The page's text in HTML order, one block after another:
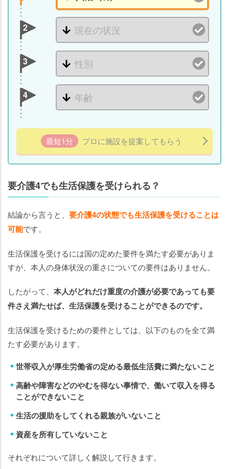
2
3
4
最短1分 プロに施設を提案してもらう
要介護4でも生活保護を受けられる？
結論から言うと、 要介護4の状態でも生活保護を受けることは
可能です。
生活保護を受けるには国の定めた要件を満たす必要がありま
すが、本人の身体状況の重さについての要件はありません。
したがって、 本人がどれだけ重度の介護が必要であっても要
件さえ満たせば、生活保護を受けることができるのです。
生活保護を受けるための要件としては、以下のものを全て満
たす必要があります。
世帯収入が厚生労働省の定める最低生活費に満たないこと
高齢や障害などのやむを得ない事情で、働いて収入を得る
ことができないこと
生活の援助をしてくれる親族がいないこと
資産を所有していないこと
それぞれについて詳しく解説して行きます。